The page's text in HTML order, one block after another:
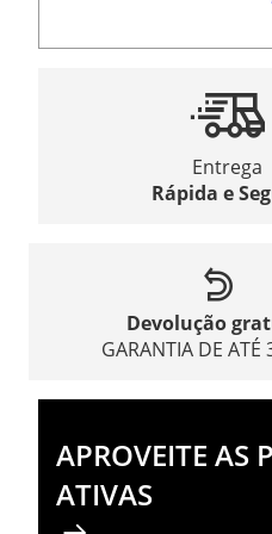
Entrega
Rápida e
Devolução
GARANTIA DE ATÉ
APROVEITE AS
ATIVAS